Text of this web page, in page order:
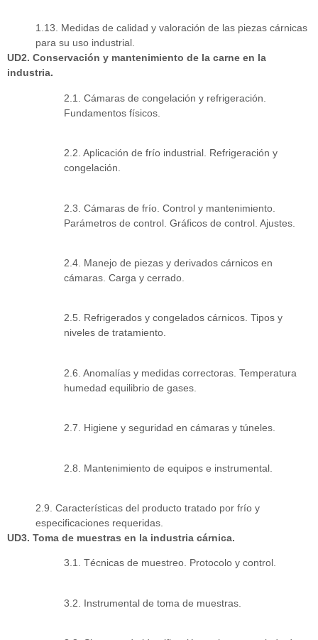
1.13. Medidas de calidad y valoración de las piezas cárnicas
para su uso industrial.
UD2. Conservación y mantenimiento de la carne en la
industria.
2.1. Cámaras de congelación y refrigeración.
Fundamentos físicos.
2.2. Aplicación de frío industrial. Refrigeración y
congelación.
2.3. Cámaras de frío. Control y mantenimiento.
Parámetros de control. Gráficos de control. Ajustes.
2.4. Manejo de piezas y derivados cárnicos en
cámaras. Carga y cerrado.
2.5. Refrigerados y congelados cárnicos. Tipos y
niveles de tratamiento.
2.6. Anomalías y medidas correctoras. Temperatura
humedad equilibrio de gases.
2.7. Higiene y seguridad en cámaras y túneles.
2.8. Mantenimiento de equipos e instrumental.
2.9. Características del producto tratado por frío y
especificaciones requeridas.
UD3. Toma de muestras en la industria cárnica.
3.1. Técnicas de muestreo. Protocolo y control.
3.2. Instrumental de toma de muestras.